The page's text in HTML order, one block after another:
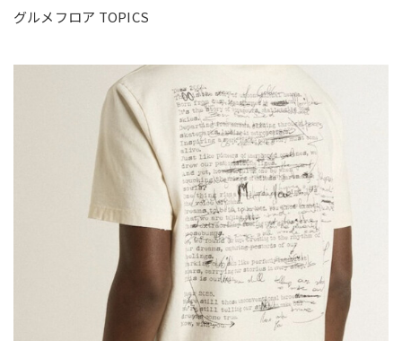
のから定番銘菓まで一挙ご紹介♪
グルメフロア TOPICS